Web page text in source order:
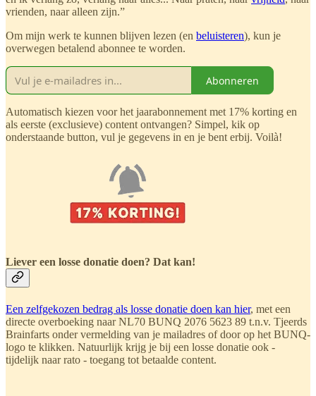
vrienden, naar alleen zijn.”
Om mijn werk te kunnen blijven lezen (en beluisteren), kun je
overwegen betalend abonnee te worden.
Abonneren
Automatisch kiezen voor het jaarabonnement met 17% korting en
als eerste (exclusieve) content ontvangen? Simpel, kik op
onderstaande button, vul je gegevens in en je bent erbij. Voilà!
Liever een losse donatie doen? Dat kan!
Een zelfgekozen bedrag als losse donatie doen kan hier, met een
directe overboeking naar NL70 BUNQ 2076 5623 89 t.n.v. Tjeerds
Brainfarts onder vermelding van je mailadres of door op het BUNQ-
logo te klikken. Natuurlijk krijg je bij een losse donatie ook -
tijdelijk naar rato - toegang tot betaalde content.